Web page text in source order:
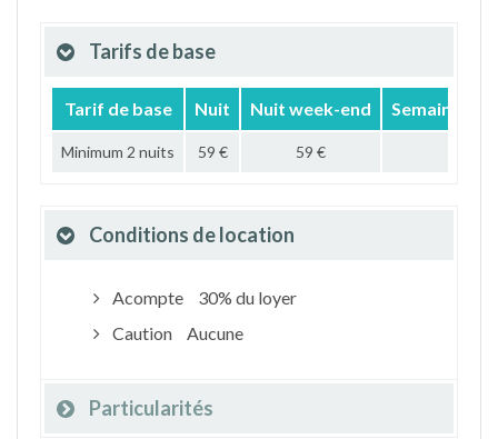
Tarifs de base
Tarif de base Nuit Nuit week-end Semaine
Minimum 2 nuits 59 € 59 €
Conditions de location
Acompte
30% du loyer
Caution
Aucune
Particularités